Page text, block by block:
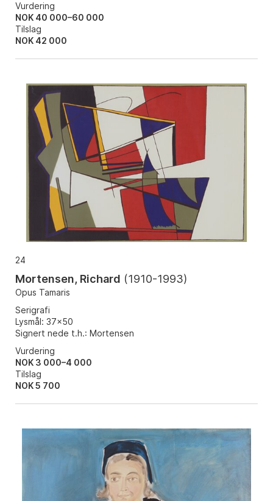
Vurdering
NOK 40 000–60 000
Tilslag
NOK 42 000
24
Mortensen, Richard (1910-1993)
Opus Tamaris
Serigrafi
Lysmål: 37x50
Signert nede t.h.: Mortensen
Vurdering
NOK 3 000–4 000
Tilslag
NOK5 700